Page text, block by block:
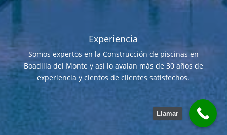
Experiencia
Somos expertos en la Construcción de piscinas en
Boadilla del Monte y así lo avalan más de 30 años de
experiencia y cientos de clientes satisfechos.
Llamar